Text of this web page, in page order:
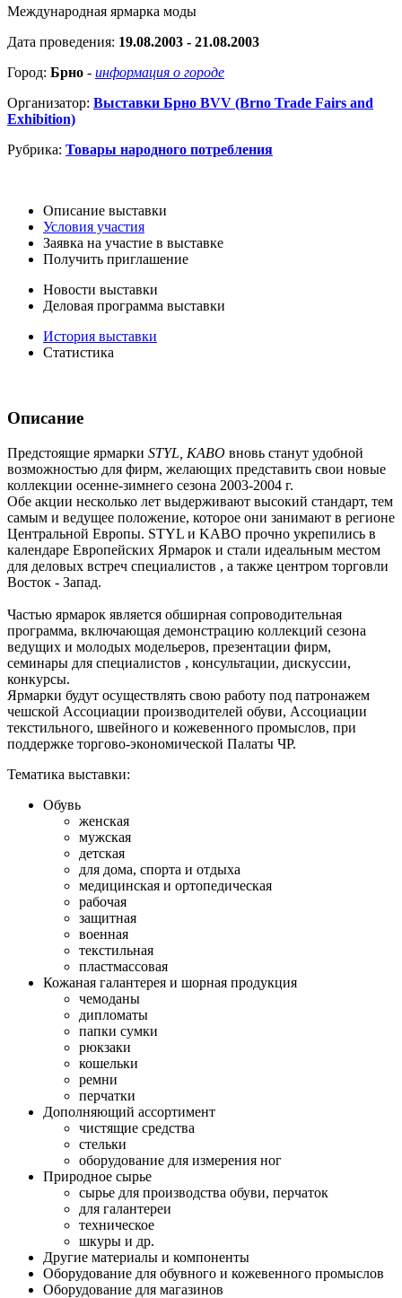
Международная ярмарка моды
Дата проведения: 19.08.2003 - 21.08.2003
Город: Брно - информация о городе
Организатор: Выставки Брно BVV (Brno Trade Fairs and
Exhibition)
Рубрика: Товары народного потребления
Описание выставки
Условия участия
Заявка на участие в выставке
Получить приглашение
Новости выставки
Деловая программа выставки
История выставки
Статистика
Описание
Предстоящие ярмарки STYL, KABO вновь станут удобной
возможностью для фирм, желающих представить свои новые
коллекции осенне-зимнего сезона 2003-2004 г.
Обе акции несколько лет выдерживают высокий стандарт, тем
самым и ведущее положение, которое они занимают в регионе
Центральной Европы. STYL и KABO прочно укрепились в
календаре Европейских Ярмарок и стали идеальным местом
для деловых встреч специалистов , а также центром торговли
Восток - Запад.
Частью ярмарок является обширная сопроводительная
программа, включающая демонстрацию коллекций сезона
ведущих и молодых модельеров, презентации фирм,
семинары для специалистов , консультации, дискуссии,
конкурсы.
Ярмарки будут осуществлять свою работу под патронажем
чешской Ассоциации производителей обуви, Ассоциации
текстильного, швейного и кожевенного промыслов, при
поддержке торгово-экономической Палаты ЧР.
Тематика выставки:
Обувь
женская
мужская
детская
для дома, спорта и отдыха
медицинская и ортопедическая
рабочая
защитная
военная
текстильная
пластмассовая
Кожаная галантерея и шорная продукция
чемоданы
дипломаты
папки сумки
рюкзаки
кошельки
ремни
перчатки
Дополняющий ассортимент
чистящие средства
стельки
оборудование для измерения ног
Природное сырье
сырье для производства обуви, перчаток
для галантереи
техническое
шкуры и др.
Другие материалы и компоненты
Оборудование для обувного и кожевенного промыслов
Оборудование для магазинов